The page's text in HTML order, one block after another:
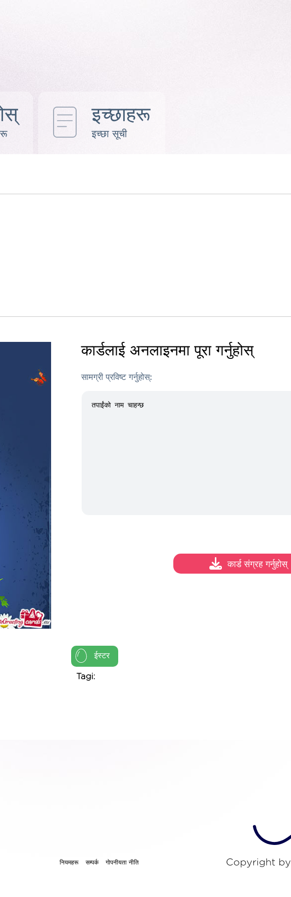
इच्छाहरू
इच्छा सूची
कार्डलाई अनलाइनमा पूरा गर्नुहोस्
सामग्री प्रविष्ट गर्नुहोस्:
ईस्टर
Tagi:
कार्ड संग्रह गर्नुहोस्
नियमहरू सम्पर्क गोपनीयता नीति Copyright by